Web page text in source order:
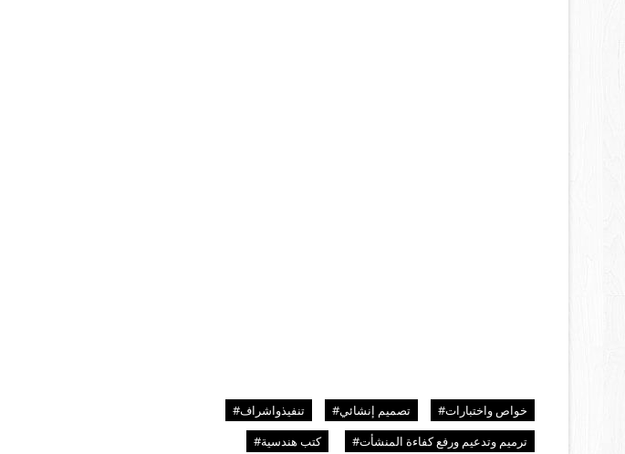
خواص واختبارات# تصميم إنشائي#
تنفيذواشراف#
ترميم وتدعيم ورفع كفاءة المنشأت#
كتب هندسية#